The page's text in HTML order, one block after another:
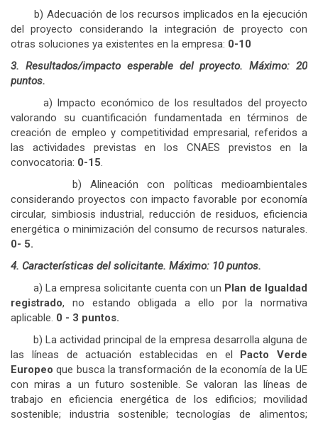
b) Adecuación de los recursos implicados en la ejecución
del proyecto considerando la integración de proyecto con
otras soluciones ya existentes en la empresa: 0-10
3. Resultados/impacto esperable del proyecto. Máximo: 20
puntos.
a) Impacto económico de los resultados del proyecto
valorando su cuantificación fundamentada en términos de
creación de empleo y competitividad empresarial, referidos a
las actividades previstas en los CNAES previstos en la
convocatoria: 0-15.
b) Alineación con políticas medioambientales
considerando proyectos con impacto favorable por economía
circular, simbiosis industrial, reducción de residuos, eficiencia
energética o minimización del consumo de recursos naturales.
0- 5.
4. Características del solicitante. Máximo: 10 puntos.
a) La empresa solicitante cuenta con un Plan de Igualdad
registrado, no estando obligada a ello por la normativa
aplicable. 0 - 3 puntos.
b) La actividad principal de la empresa desarrolla alguna de
las líneas de actuación establecidas en el
Pacto Verde
Europeo que busca la transformación de la economía de la UE
con miras a un futuro sostenible. Se valoran las líneas de
trabajo en eficiencia energética de los edificios; movilidad
sostenible; industria sostenible; tecnologías de alimentos;